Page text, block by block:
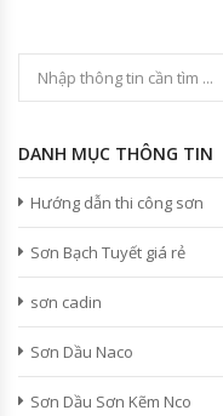
DANH MỤC THÔNG TIN
Hướng dẫn thi công sơn
Sơn Bạch Tuyết giá rẻ
sơn cadin
Sơn Dầu Naco
Sơn Dầu Sơn Kẽm Nco